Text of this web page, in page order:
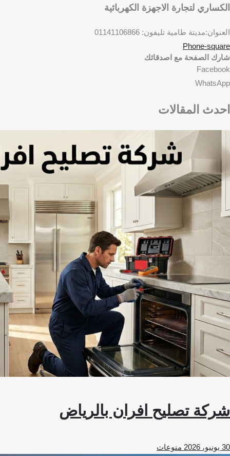
الكساري لتجارة الاجهزة الكهربائية
العنوان:مديتة طامية تليفون: 01141106866
Phone-square
شارك الصفحة مع اصدقائك
Facebook
WhatsApp
احدث المقالات
شركة تصليح افران بالرياض
30 يونيو، 2026 منوعات